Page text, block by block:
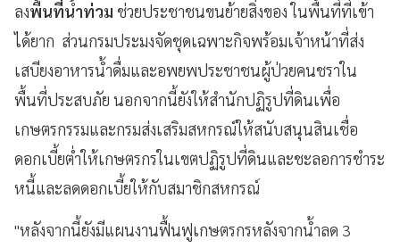
ลงพื้นที่น้ำท่วม ช่วยประชาชนขนย้ายสิ่งของ ในพื้นที่ที่เข้า
ได้ยาก ส่วนกรมประมงจัดชุดเฉพาะกิจพร้อมเจ้าหน้าที่ส่ง
เสบียงอาหารน้ำดื่มและอพยพประชาชนผู้ป่วยคนชราใน
พื้นที่ประสบภัย นอกจากนี้ยังให้สำนักปฏิรูปที่ดินเพื่อ
เกษตรกรรมและกรมส่งเสริมสหกรณ์ให้สนับสนุนสินเชื่อ
ดอกเบี้ยต่ำให้เกษตรกรในเขตปฏิรูปที่ดินและชะลอการชำระ
หนี้และลดดอกเบี้ยให้กับสมาชิกสหกรณ์
"หลังจากนี้ยังมีแผนงานฟื้นฟูเกษตรกรหลังจากน้ำลด 3